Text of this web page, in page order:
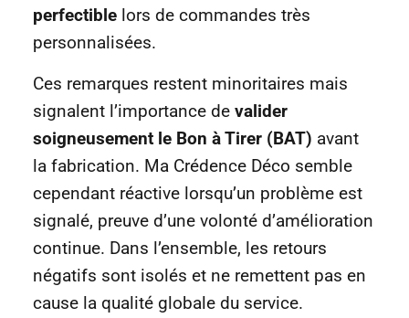
perfectible lors de commandes très
personnalisées.
Ces remarques restent minoritaires mais
signalent l’importance de valider
soigneusement le Bon à Tirer (BAT) avant
la fabrication. Ma Crédence Déco semble
cependant réactive lorsqu’un problème est
signalé, preuve d’une volonté d’amélioration
continue. Dans l’ensemble, les retours
négatifs sont isolés et ne remettent pas en
cause la qualité globale du service.